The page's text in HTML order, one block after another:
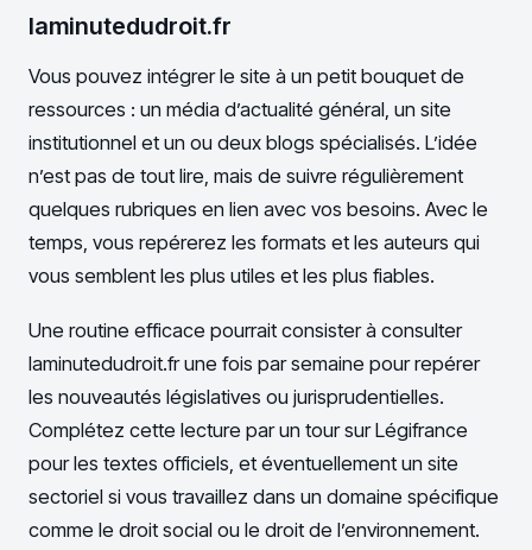
laminutedudroit.fr
Vous pouvez intégrer le site à un petit bouquet de
ressources : un média d’actualité général, un site
institutionnel et un ou deux blogs spécialisés. L’idée
n’est pas de tout lire, mais de suivre régulièrement
quelques rubriques en lien avec vos besoins. Avec le
temps, vous repérerez les formats et les auteurs qui
vous semblent les plus utiles et les plus fiables.
Une routine efficace pourrait consister à consulter
laminutedudroit.fr une fois par semaine pour repérer
les nouveautés législatives ou jurisprudentielles.
Complétez cette lecture par un tour sur Légifrance
pour les textes officiels, et éventuellement un site
sectoriel si vous travaillez dans un domaine spécifique
comme le droit social ou le droit de l’environnement.